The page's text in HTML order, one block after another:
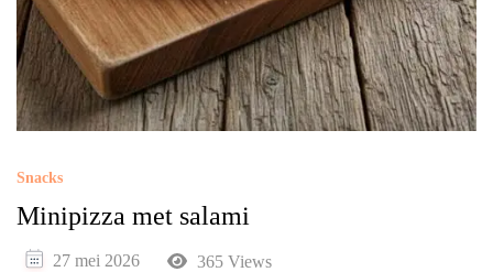
Snacks
Minipizza met salami
27 mei 2026 365 Views